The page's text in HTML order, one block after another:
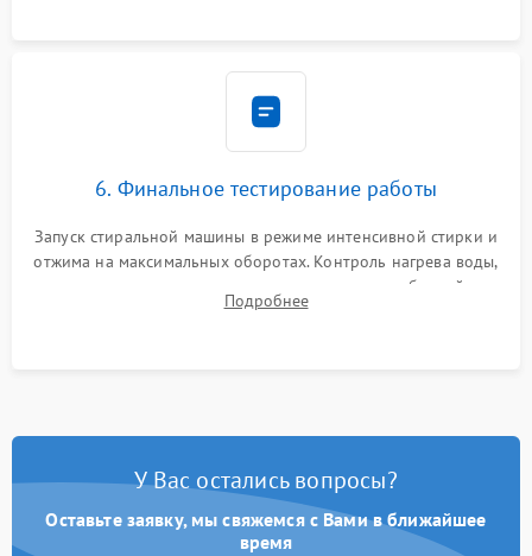
6. Финальное тестирование работы
Запуск стиральной машины в режиме интенсивной стирки и
отжима на максимальных оборотах. Контроль нагрева воды,
корректности слива, отсутствия излишних вибраций,
посторонних стуков и протечек под корпусом.
Подробнее
У Вас остались вопросы?
Оставьте заявку, мы свяжемся с Вами в ближайшее
время